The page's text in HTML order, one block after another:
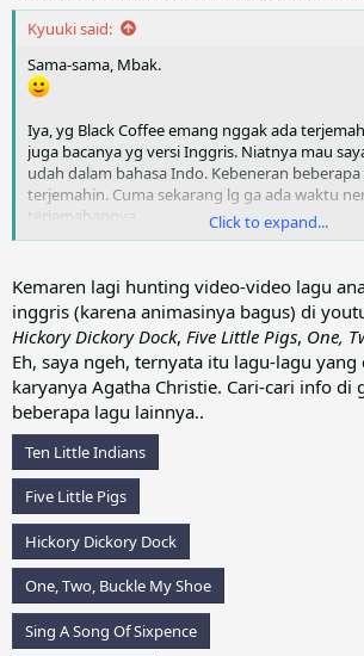
Kyuuki said:
Sama-sama, Mbak.
Iya, yg Black Coffee emang nggak ada
juga bacanya yg versi Inggris. Niatnya mau
udah dalam bahasa Indo. Kebeneran
terjemahin. Cuma sekarang lg ga ada waktu
terjemahannya....
Click to expand...
Kemaren lagi hunting video-video lagu
inggris (karena animasinya bagus) di
Hickory Dickory Dock, Five Little Pigs, One,
Eh, saya ngeh, ternyata itu lagu-lagu
karyanya Agatha Christie. Cari-cari info di
beberapa lagu lainnya..
Ten Little Indians
Five Little Pigs
Hickory Dickory Dock
One, Two, Buckle My Shoe
Sing A Song Of Sixpence